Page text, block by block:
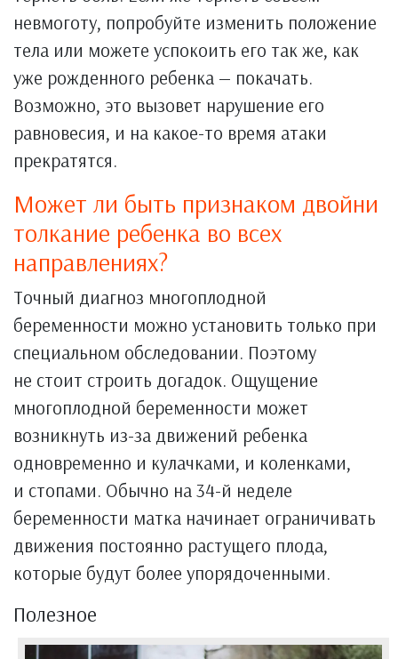
невмоготу, попробуйте изменить положение
тела или можете успокоить его так же, как
уже рожденного ребенка — покачать.
Возможно, это вызовет нарушение его
равновесия, и на какое-то время атаки
прекратятся.
Может ли быть признаком двойни
толкание ребенка во всех
направлениях?
Точный диагноз многоплодной
беременности можно установить только при
специальном обследовании. Поэтому
не стоит строить догадок. Ощущение
многоплодной беременности может
возникнуть из-за движений ребенка
одновременно и кулачками, и коленками,
и стопами. Обычно на 34-й неделе
беременности матка начинает ограничивать
движения постоянно растущего плода,
которые будут более упорядоченными.
Полезное